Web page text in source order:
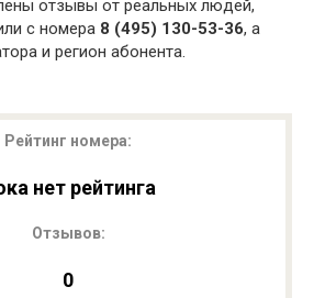
отзывы от реальных людей,
с номера 8 (495) 130-53-36, а
и регион абонента.
Рейтинг номера:
нет рейтинга
Отзывов:
0